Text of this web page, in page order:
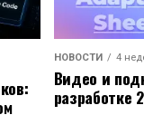
НОВОСТИ 4
Видео и
разработке